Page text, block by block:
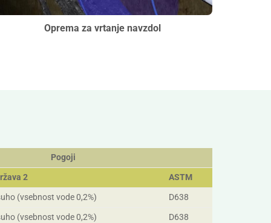
Oprema za vrtanje navzdol
Pogoji
2
ASTM
(vsebnost vode 0,2%)
D638
(vsebnost vode 0,2%)
D638